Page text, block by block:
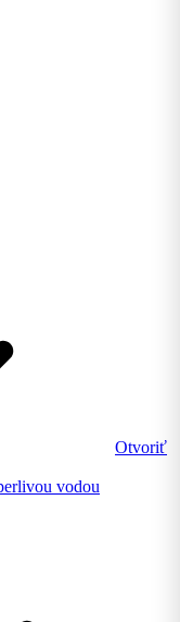
Otvoriť
vodou